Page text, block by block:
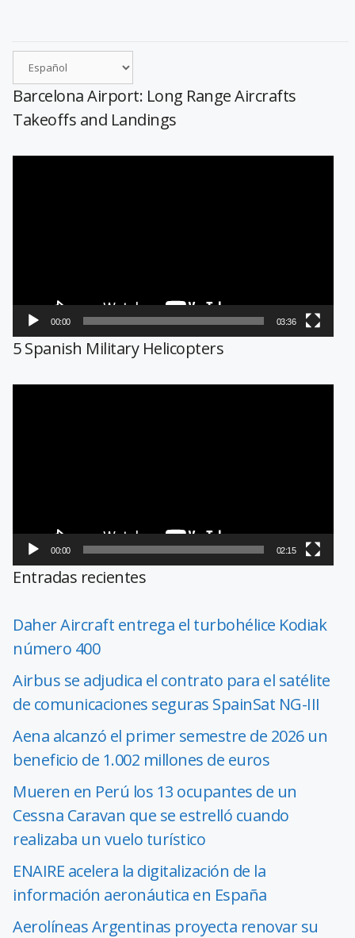
Barcelona Airport: Long Range Aircrafts
Takeoffs and Landings
00:00 03:36
5 Spanish Military Helicopters
00:00 02:15
Entradas recientes
Daher Aircraft entrega el turbohélice Kodiak
número 400
Airbus se adjudica el contrato para el satélite
de comunicaciones seguras SpainSat NG-III
Aena alcanzó el primer semestre de 2026 un
beneficio de 1.002 millones de euros
Mueren en Perú los 13 ocupantes de un
Cessna Caravan que se estrelló cuando
realizaba un vuelo turístico
ENAIRE acelera la digitalización de la
información aeronáutica en España
Aerolíneas Argentinas proyecta renovar su